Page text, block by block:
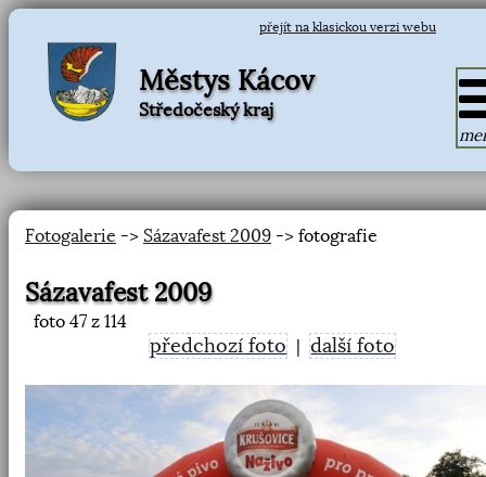
přejít na klasickou verzi webu
Městys Kácov
Středočeský kraj
Fotogalerie -> Sázavafest 2009 -> fotografie
Sázavafest 2009
foto 47 z 114
předchozí foto |další foto